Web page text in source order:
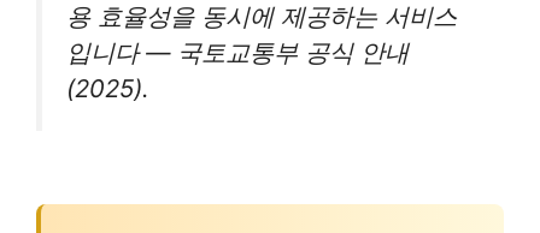
용 효율성을 동시에 제공하는 서비스
입니다 — 국토교통부 공식 안내
(2025).